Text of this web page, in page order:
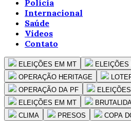
Polícia
Internacional
Saúde
Vídeos
Contato
ELEIÇÕES EM MT
OPERAÇÃO HERITAGE
OPERAÇÃO DA PF
ELEIÇÕES EM MT
CLIMA
PRESOS COPA